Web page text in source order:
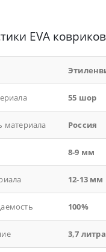
EVA ковриков
55 шор
материала Россия
8-9 мм
12-13 мм
100%
3,7